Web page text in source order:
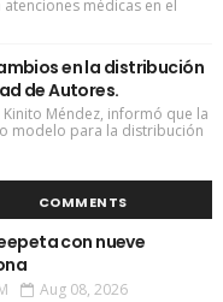
médicas en el
en la distribución
de Autores.
Kinito Méndez, informó que la
modelo para la distribución
COMMENTS
con nueve
Aug 08, 2026